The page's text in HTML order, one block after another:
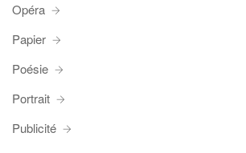
Opéra
Papier
Poésie
Portrait
Publicité